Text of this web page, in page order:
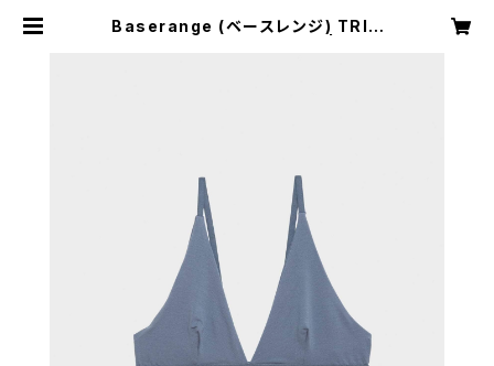
Baserange (ベースレンジ) TRIA